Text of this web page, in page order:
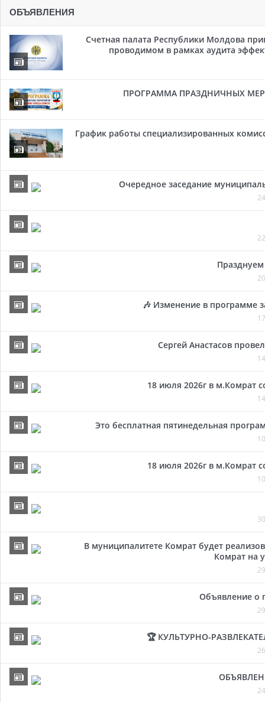
ОБЪЯВЛЕНИЯ
Счетная палата Республики Молдова
проводимом в рамках аудита
ПРОГРАММА ПРАЗДНИЧНЫХ
График работы специализированных
Очередное заседание
Празднуем
🎶 Изменение в программе
Сергей Анастасов
18 июля 2026г в м.Комрат
Это бесплатная пятинедельная
18 июля 2026г в м.Комрат
В муниципалитете Комрат будет
Комрат на
Объявление о
🏆 КУЛЬТУРНО-